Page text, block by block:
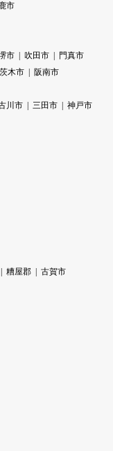
市
市 吹田市
門真市
茨木市
阪南市
川市 三田市
神戸市
糟屋郡
古賀市